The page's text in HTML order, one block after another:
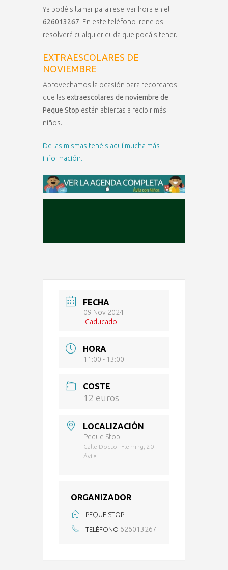
Ya podéis llamar para reservar hora en el
626013267. En este teléfono Irene os
resolverá cualquier duda que podáis tener.
EXTRAESCOLARES DE
NOVIEMBRE
Aprovechamos la ocasión para recordaros
que las extraescolares de noviembre de
Peque Stop están abiertas a recibir más
niños.
De las mismas tenéis aquí mucha más
información.
FECHA
09 Nov 2024
¡Caducado!
HORA
11:00 - 13:00
COSTE
12 euros
LOCALIZACIÓN
Peque Stop
Calle Doctor Fleming, 20
Ávila
ORGANIZADOR
PEQUE STOP
TELÉFONO 626013267